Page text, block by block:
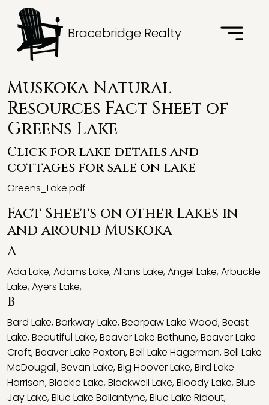
Bracebridge Realty
Muskoka Natural
Resources Fact Sheet of
Greens Lake
Click for lake details and
cottages for sale on lake
Greens_Lake.pdf
Fact Sheets on other Lakes in
and around Muskoka
A
Ada Lake,Adams Lake,Allans Lake,Angel Lake,Arbuckle
Lake,Ayers Lake,
B
Bard Lake,Barkway Lake,Bearpaw Lake Wood,Beast
Lake,Beautiful Lake,Beaver Lake Bethune,Beaver Lake
Croft,Beaver Lake Paxton,Bell Lake Hagerman,Bell Lake
McDougall,Bevan Lake,Big Hoover Lake,Bird Lake
Harrison,Blackie Lake,Blackwell Lake,Bloody Lake,Blue
Jay Lake,Blue Lake Ballantyne,Blue Lake Ridout,